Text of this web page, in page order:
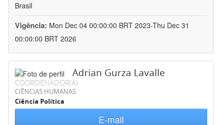
Brasil
Vigência: Mon Dec 04 00:00:00 BRT 2023-Thu Dec 31
00:00:00 BRT 2026
Adrian Gurza Lavalle
COORDENADOR(A)
CIÊNCIAS HUMANAS
Ciência Política
E-mail